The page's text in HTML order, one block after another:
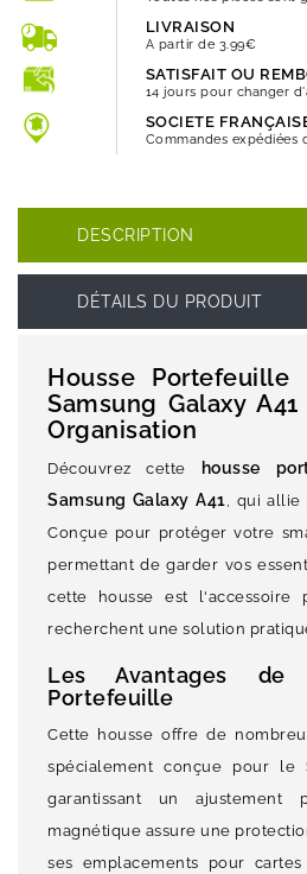
LIVRAISON
A partir de 3.99€
SATISFAIT OU
14 jours pour changer
SOCIETE
Commandes expédiées
DESCRIPTION
DÉTAILS DU PRODUIT
Housse Portefeuille
Samsung Galaxy
Organisation
Découvrez cette
housse
Samsung Galaxy A41, qui allie
Conçue pour protéger votre
permettant de garder vos
cette housse est l'accessoire
recherchent une solution
Les Avantages de
Portefeuille
Cette housse offre de
spécialement conçue pour le
garantissant un ajustement
magnétique assure une
ses emplacements pour